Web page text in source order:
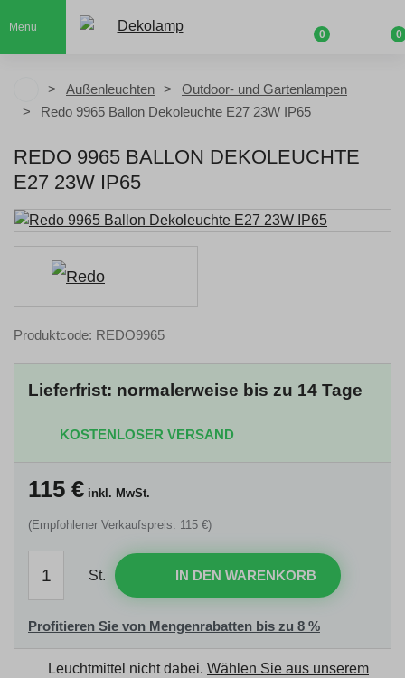
Menu
0 0
Außenleuchten
Outdoor- und Gartenlampen
Redo 9965 Ballon Dekoleuchte E27 23W IP65
REDO 9965 BALLON DEKOLEUCHTE
E27 23W IP65
Produktcode: REDO9965
Lieferfrist: normalerweise bis zu 14 Tage
KOSTENLOSER VERSAND
115 € inkl. MwSt.
(Empfohlener Verkaufspreis: 115 €)
St. IN DEN WARENKORB
Profitieren Sie von Mengenrabatten bis zu 8 %
Leuchtmittel nicht dabei. Wählen Sie aus unserem